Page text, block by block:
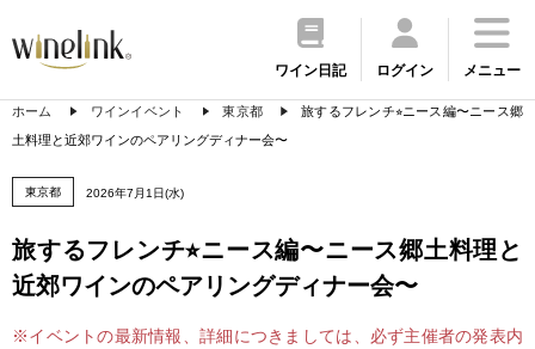
ワイン日記 ログイン メニュー
ホーム ワインイベント 東京都
旅するフレンチ⭐︎ニース編〜ニース郷
土料理と近郊ワインのペアリングディナー会〜
東京都 2026年7月1日(水)
旅するフレンチ⭐︎ニース編〜ニース郷土料理と
近郊ワインのペアリングディナー会〜
※イベントの最新情報、詳細につきましては、必ず主催者の発表内